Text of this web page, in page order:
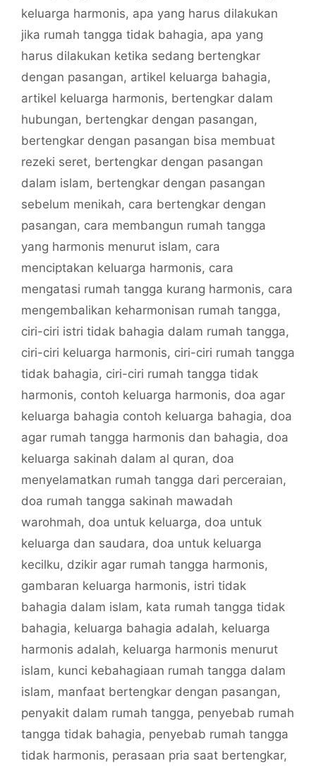
keluarga harmonis, apa yang harus dilakukan
jika rumah tangga tidak bahagia, apa yang
harus dilakukan ketika sedang bertengkar
dengan pasangan, artikel keluarga bahagia,
artikel keluarga harmonis, bertengkar dalam
hubungan, bertengkar dengan pasangan,
bertengkar dengan pasangan bisa membuat
rezeki seret, bertengkar dengan pasangan
dalam islam, bertengkar dengan pasangan
sebelum menikah, cara bertengkar dengan
pasangan, cara membangun rumah tangga
yang harmonis menurut islam, cara
menciptakan keluarga harmonis, cara
mengatasi rumah tangga kurang harmonis, cara
mengembalikan keharmonisan rumah tangga,
ciri-ciri istri tidak bahagia dalam rumah tangga,
ciri-ciri keluarga harmonis, ciri-ciri rumah tangga
tidak bahagia, ciri-ciri rumah tangga tidak
harmonis, contoh keluarga harmonis, doa agar
keluarga bahagia contoh keluarga bahagia, doa
agar rumah tangga harmonis dan bahagia, doa
keluarga sakinah dalam al quran, doa
menyelamatkan rumah tangga dari perceraian,
doa rumah tangga sakinah mawadah
warohmah, doa untuk keluarga, doa untuk
keluarga dan saudara, doa untuk keluarga
kecilku, dzikir agar rumah tangga harmonis,
gambaran keluarga harmonis, istri tidak
bahagia dalam islam, kata rumah tangga tidak
bahagia, keluarga bahagia adalah, keluarga
harmonis adalah, keluarga harmonis menurut
islam, kunci kebahagiaan rumah tangga dalam
islam, manfaat bertengkar dengan pasangan,
penyakit dalam rumah tangga, penyebab rumah
tangga tidak bahagia, penyebab rumah tangga
tidak harmonis, perasaan pria saat bertengkar,